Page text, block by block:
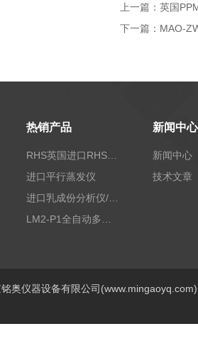
上一篇： 英国
下一篇： MAO-
热销产品
RHS英国进口RHS植物标准比色卡
进口平行蒸发仪
进口乳成份分析仪/乳品分析仪
新闻中心
新闻中心
技术文章
奥仪器设备有限公司